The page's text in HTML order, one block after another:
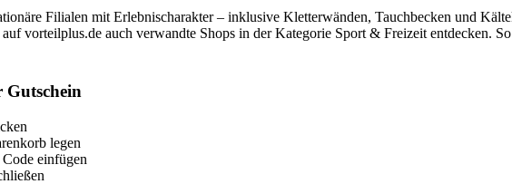
Filialen mit Erlebnischarakter – inklusive Kletterwänden, Tauchbecken und
vorteilplus.de auch verwandte Shops in der Kategorie Sport & Freizeit entdecken.
Gutschein
legen
einfügen